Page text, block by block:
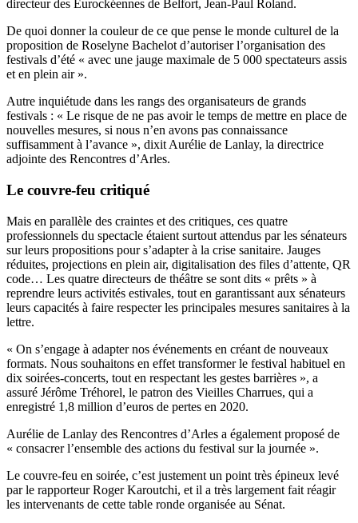
directeur des Eurockéennes de Belfort, Jean-Paul Roland.
De quoi donner la couleur de ce que pense le monde culturel de la
proposition de Roselyne Bachelot d’autoriser l’organisation des
festivals d’été « avec une jauge maximale de 5 000 spectateurs assis
et en plein air ».
Autre inquiétude dans les rangs des organisateurs de grands
festivals : « Le risque de ne pas avoir le temps de mettre en place de
nouvelles mesures, si nous n’en avons pas connaissance
suffisamment à l’avance », dixit Aurélie de Lanlay, la directrice
adjointe des Rencontres d’Arles.
Le couvre-feu critiqué
Mais en parallèle des craintes et des critiques, ces quatre
professionnels du spectacle étaient surtout attendus par les sénateurs
sur leurs propositions pour s’adapter à la crise sanitaire. Jauges
réduites, projections en plein air, digitalisation des files d’attente, QR
code… Les quatre directeurs de théâtre se sont dits « prêts » à
reprendre leurs activités estivales, tout en garantissant aux sénateurs
leurs capacités à faire respecter les principales mesures sanitaires à la
lettre.
« On s’engage à adapter nos événements en créant de nouveaux
formats. Nous souhaitons en effet transformer le festival habituel en
dix soirées-concerts, tout en respectant les gestes barrières », a
assuré Jérôme Tréhorel, le patron des Vieilles Charrues, qui a
enregistré 1,8 million d’euros de pertes en 2020.
Aurélie de Lanlay des Rencontres d’Arles a également proposé de
« consacrer l’ensemble des actions du festival sur la journée ».
Le couvre-feu en soirée, c’est justement un point très épineux levé
par le rapporteur Roger Karoutchi, et il a très largement fait réagir
les intervenants de cette table ronde organisée au Sénat.